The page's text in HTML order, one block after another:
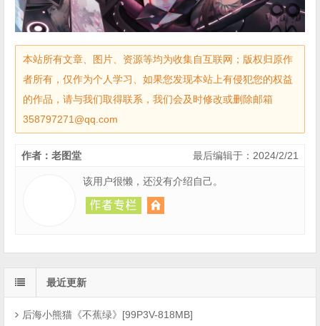
本站所有文章、图片、资源等均为收集自互联网；版权归原作
者所有，仅作为个人学习、如果您发现本站上有侵犯您的权益
的作品，请与我们取得联系，我们会及时修改或删除邮箱
358797271@qq.com
最后编辑于：2024/2/21
作者：老图堂
该用户很懒，还没有介绍自己。
最近更新
后海小熊猫《不蕉绿》[99P3V-818MB]